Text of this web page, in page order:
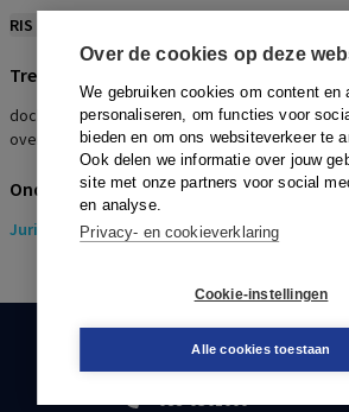
Over de cookies op deze
We gebruiken cookies om content en
personaliseren, om functies voor
bieden en om ons websiteverkeer te
Ook delen we informatie over jouw
site met onze partners voor social
en analyse.
Privacy- en cookieverklaring
Cookie-instellingen
Alle cookies toestaan
RIS
Trefwoorden
dochtermaatschappij, akte, uitleg, obligatie,
overeenkomst, zekerheidsrecht, bank,
Onderwerpen
Juridisch > Ondernemingsrecht
KLANTENSERVICE
088-0301000